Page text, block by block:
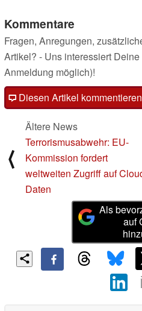
Kommentare
Fragen, Anregungen,
Artikel? - Uns interessiert
Anmeldung möglich)!
Diesen Artikel
⟨
Ältere News
Terrorismusabwehr: EU-
Kommission fordert
weltweiten Zugriff auf
Daten
Als
auf